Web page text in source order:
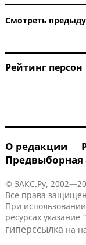
Смотреть
О редакции
Предвыборная
© ЗАКС.Ру,
Все права
При
ресурсах
гиперссылка на